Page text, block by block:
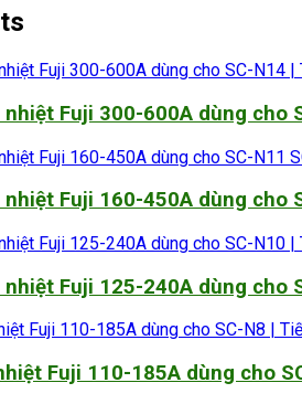
nhiệt Fuji 300-600A dùng cho
nhiệt Fuji 160-450A dùng cho
nhiệt Fuji 125-240A dùng cho
Fuji 110-185A dùng cho